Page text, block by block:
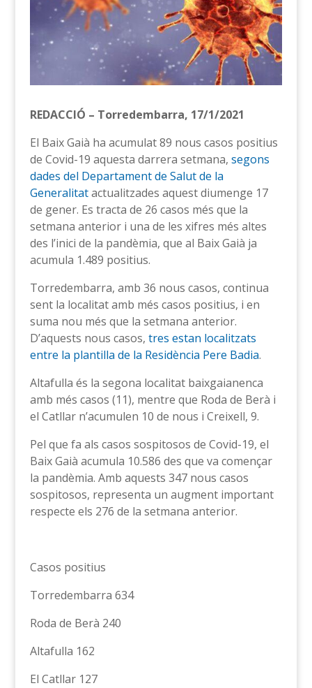
REDACCIÓ – Torredembarra, 17/1/2021
El Baix Gaià ha acumulat 89 nous casos positius
de Covid-19 aquesta darrera setmana, segons
dades del Departament de Salut de la
Generalitatactualitzades aquest diumenge 17
de gener. Es tracta de 26 casos més que la
setmana anterior i una de les xifres més altes
des l’inici de la pandèmia, que al Baix Gaià ja
acumula 1.489 positius.
Torredembarra, amb 36 nous casos, continua
sent la localitat amb més casos positius, i en
suma nou més que la setmana anterior.
D’aquests nous casos, tres estan localitzats
entre la plantilla de la Residència Pere Badia.
Altafulla és la segona localitat baixgaianenca
amb més casos (11), mentre que Roda de Berà i
el Catllar n’acumulen 10 de nous i Creixell, 9.
Pel que fa als casos sospitosos de Covid-19, el
Baix Gaià acumula 10.586 des que va començar
la pandèmia. Amb aquests 347 nous casos
sospitosos, representa un augment important
respecte els 276 de la setmana anterior.
Casos positius
Torredembarra 634
Roda de Berà 240
Altafulla 162
El Catllar 127